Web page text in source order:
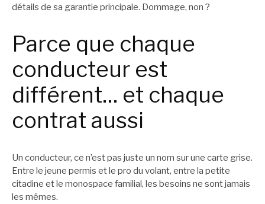
détails de sa garantie principale. Dommage, non ?
Parce que chaque
conducteur est
différent… et chaque
contrat aussi
Un conducteur, ce n’est pas juste un nom sur une carte grise.
Entre le jeune permis et le pro du volant, entre la petite
citadine et le monospace familial, les besoins ne sont jamais
les mêmes.